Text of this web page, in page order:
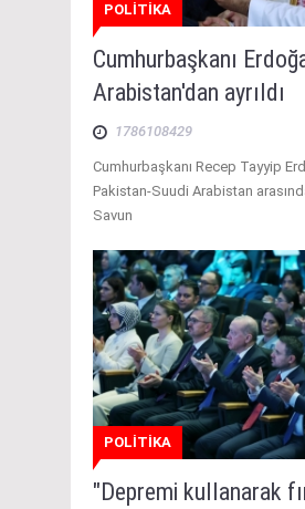
POLİTİKA
Cumhurbaşkanı
Arabistan'dan ayrıldı
1786108429
Cumhurbaşkanı Recep Tayyip
Pakistan-Suudi Arabistan
Savun
POLİTİKA
"Depremi kullanarak